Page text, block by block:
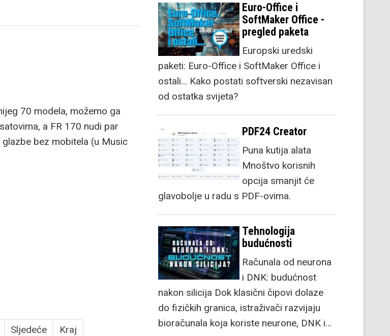
70 modela, možemo ga
a FR 170 nudi par
bez mobitela (u Music
Sljedeće Kraj
Euro-Office i
SoftMaker Office -
pregled paketa
Europski uredski
paketi: Euro-Office i SoftMaker Office i
ostali... Kako postati softverski nezavisan
od ostatka svijeta?
PDF24 Creator
Puna kutija alata
Mnoštvo korisnih
opcija smanjit će
glavobolje u radu s PDF-ovima.
Tehnologija
budućnosti
Računala od neurona
i DNK: budućnost
nakon silicija Dok klasični čipovi dolaze
do fizičkih granica, istraživači razvijaju
bioračunala koja koriste neurone, DNK i…